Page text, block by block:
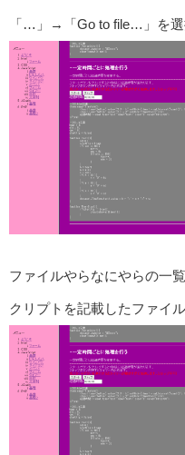
「…」→「Go to file…」を選
ファイルやらなにやらの一
クリプトを記載したファイ